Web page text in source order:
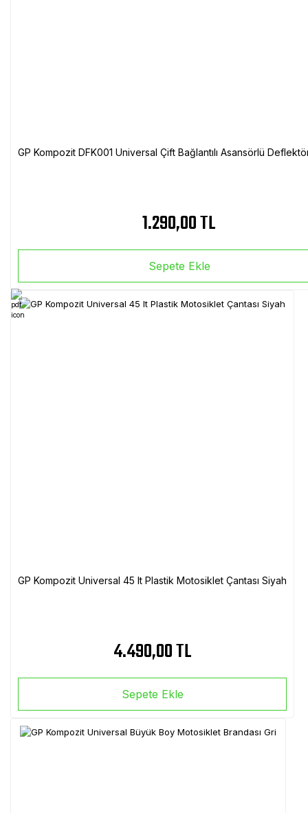
GP Kompozit DFK001 Universal Çift Bağlantılı Asansörlü
1.290,00 TL
Sepete Ekle
GP Kompozit Universal 45 lt Plastik Motosiklet Çantası Siyah
4.490,00 TL
Sepete Ekle